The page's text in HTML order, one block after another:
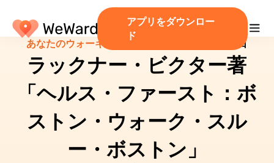
アプリをダウンロー
ド
あなたのウォーキングルート！ 2024年12月13日
ラックナー・ビクター著
「ヘルス・ファースト：ボ
ストン・ウォーク・スル
ー・ボストン」